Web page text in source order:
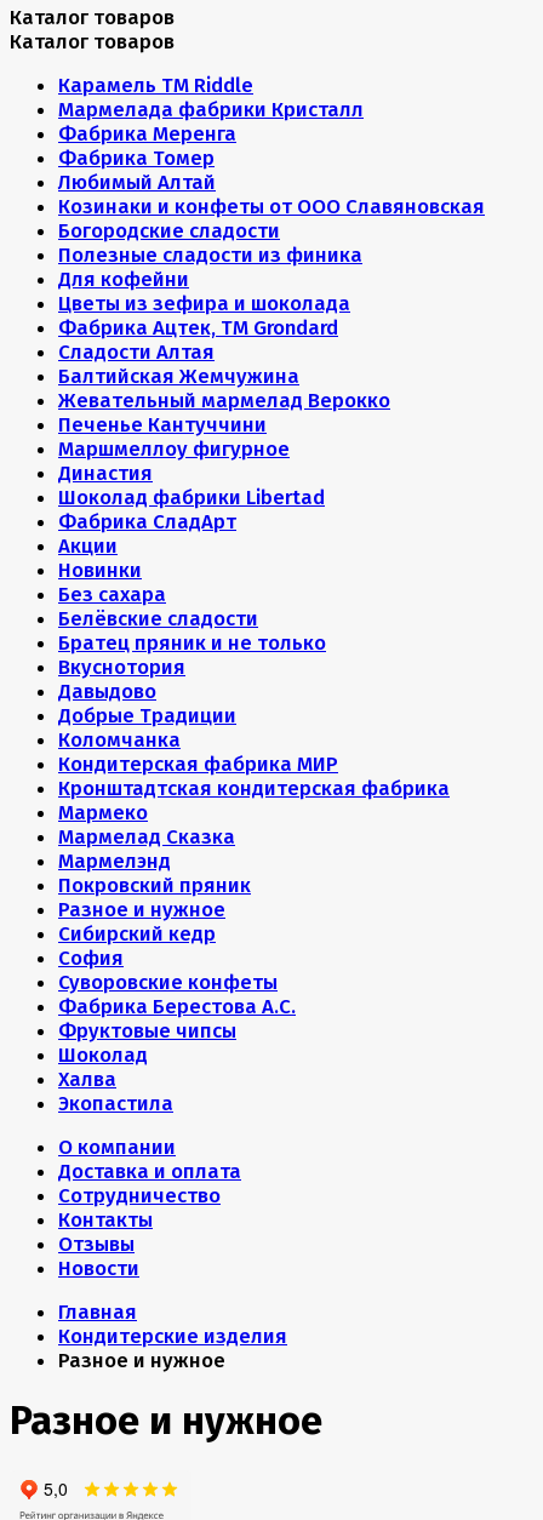
Каталог товаров
Каталог товаров
Карамель ТМ Riddle
Мармелада фабрики Кристалл
Фабрика Меренга
Фабрика Томер
Любимый Алтай
Козинаки и конфеты от ООО Славяновская
Богородские сладости
Полезные сладости из финика
Для кофейни
Цветы из зефира и шоколада
Фабрика Ацтек, ТМ Grondard
Сладости Алтая
Балтийская Жемчужина
Жевательный мармелад Верокко
Печенье Кантуччини
Маршмеллоу фигурное
Династия
Шоколад фабрики Libertad
Фабрика СладАрт
Акции
Новинки
Без сахара
Белёвские сладости
Братец пряник и не только
Вкуснотория
Давыдово
Добрые Традиции
Коломчанка
Кондитерская фабрика МИР
Кронштадтская кондитерская фабрика
Мармеко
Мармелад Сказка
Мармелэнд
Покровский пряник
Разное и нужное
Сибирский кедр
София
Суворовские конфеты
Фабрика Берестова А.С.
Фруктовые чипсы
Шоколад
Халва
Экопастила
О компании
Доставка и оплата
Сотрудничество
Контакты
Отзывы
Новости
Главная
Кондитерские изделия
Разное и нужное
Разное и нужное